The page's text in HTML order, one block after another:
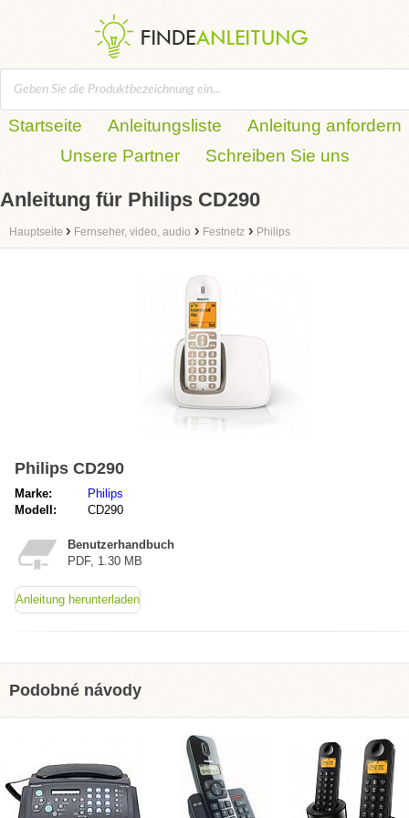
Startseite Anleitungsliste
Anleitung anfordern
Unsere Partner
Schreiben Sie uns
Anleitung für Philips CD290
Hauptseite › Fernseher, video, audio › Festnetz › Philips
Philips CD290
Marke:
Philips
Modell:
CD290
Benutzerhandbuch
PDF, 1.30 MB
Anleitung herunterladen
Podobné návody